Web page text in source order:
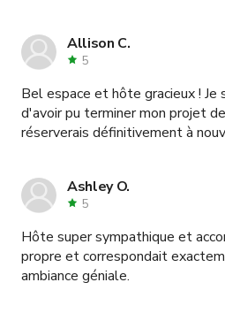
Allison C.
5
Bel espace et hôte gracieux !
d'avoir pu terminer mon projet
réserverais définitivement à
Ashley O.
5
Hôte super sympathique et
propre et correspondait
ambiance géniale.